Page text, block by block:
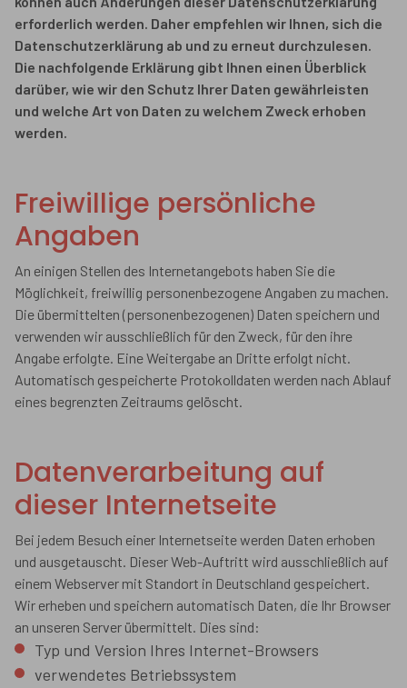
erforderlich werden. Daher empfehlen wir Ihnen, sich die
Datenschutzerklärung ab und zu erneut durchzulesen.
Die nachfolgende Erklärung gibt Ihnen einen Überblick
darüber, wie wir den Schutz Ihrer Daten gewährleisten
und welche Art von Daten zu welchem Zweck erhoben
werden.
Freiwillige persönliche
Angaben
An einigen Stellen des Internetangebots haben Sie die
Möglichkeit, freiwillig personenbezogene Angaben zu machen.
Die übermittelten (personenbezogenen) Daten speichern und
verwenden wir ausschließlich für den Zweck, für den ihre
Angabe erfolgte. Eine Weitergabe an Dritte erfolgt nicht.
Automatisch gespeicherte Protokolldaten werden nach Ablauf
eines begrenzten Zeitraums gelöscht.
Datenverarbeitung auf
dieser Internetseite
Bei jedem Besuch einer Internetseite werden Daten erhoben
und ausgetauscht. Dieser Web-Auftritt wird ausschließlich auf
einem Webserver mit Standort in Deutschland gespeichert.
Wir erheben und speichern automatisch Daten, die Ihr Browser
an unseren Server übermittelt. Dies sind:
Typ und Version Ihres Internet-Browsers
verwendetes Betriebssystem